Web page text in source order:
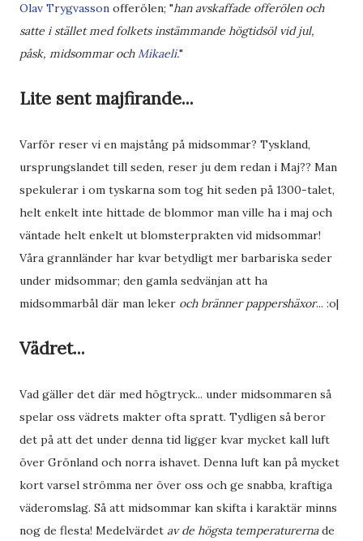
Olav Trygvasson offerölen; "han avskaffade offerölen och
satte i stället med folkets instämmande högtidsöl vid jul,
påsk, midsommar ochMikaeli."
Lite sent majfirande...
Varför reser vi en majstång på midsommar? Tyskland,
ursprungslandet till seden, reser ju dem redan i Maj?? Man
spekulerar i om tyskarna som tog hit seden på 1300-talet,
helt enkelt inte hittade de blommor man ville ha i maj och
väntade helt enkelt ut blomsterprakten vid midsommar!
Våra grannländer har kvar betydligt mer barbariska seder
under midsommar; den gamla sedvänjan att ha
midsommarbål där man leker och bränner pappershäxor... :o|
Vädret...
Vad gäller det där med högtryck... under midsommaren så
spelar oss vädrets makter ofta spratt. Tydligen så beror
det på att det under denna tid ligger kvar mycket kall luft
över Grönland och norra ishavet. Denna luft kan på mycket
kort varsel strömma ner över oss och ge snabba, kraftiga
väderomslag. Så att midsommar kan skifta i karaktär minns
nog de flesta! Medelvärdet av de högsta temperaturernade